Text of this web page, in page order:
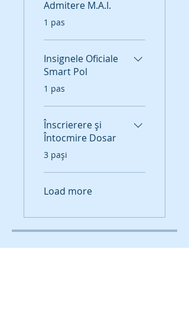
Admitere M.A.I.
.1 pas
Insignele Oficiale
Smart Pol
.1 pas
Înscrierere și
Întocmire Dosar
.
3 pași
Load more
Instructori